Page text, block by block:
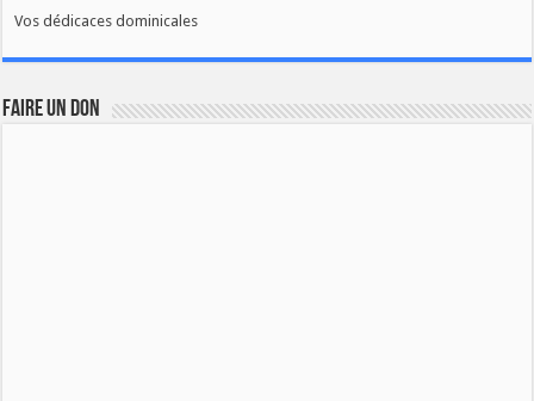
Vos dédicaces dominicales
FAIRE UN DON